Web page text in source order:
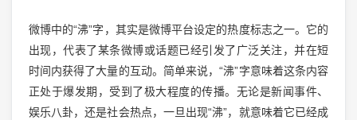
微博中的“沸”字，其实是微博平台设定的热度标志之一。它的
出现，代表了某条微博或话题已经引发了广泛关注，并在短
时间内获得了大量的互动。简单来说，“沸”字意味着这条内容
正处于爆发期，受到了极大程度的传播。无论是新闻事件、
娱乐八卦，还是社会热点，一旦出现“沸”，就意味着它已经成